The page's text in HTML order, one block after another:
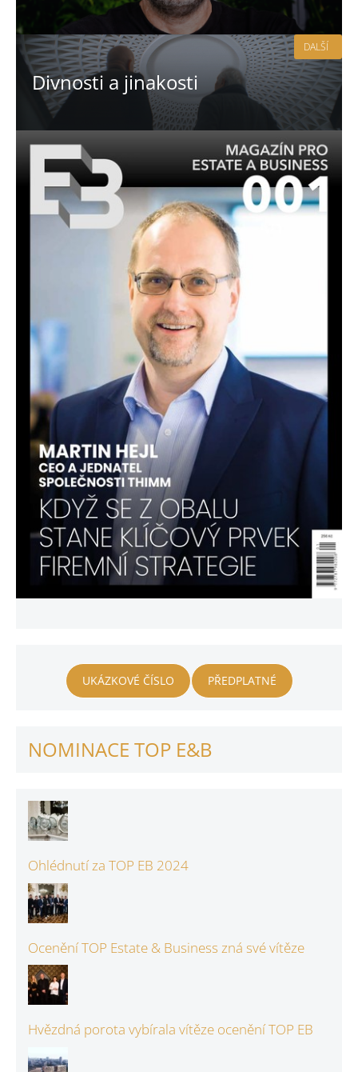
Divnosti a jinakosti
DALŠÍ
UKÁZKOVÉ ČÍSLO PŘEDPLATNÉ
NOMINACE TOP E&B
Ohlédnutí za TOP EB 2024
Ocenění TOP Estate & Business zná své vítěze
Hvězdná porota vybírala vítěze ocenění TOP EB